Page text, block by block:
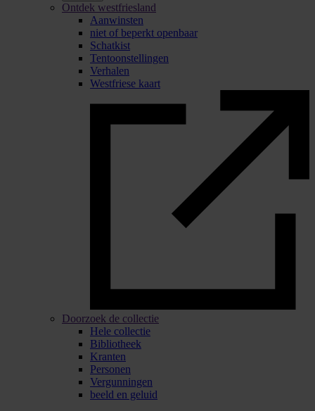
Ontdek westfriesland
Aanwinsten
niet of beperkt openbaar
Schatkist
Tentoonstellingen
Verhalen
Westfriese kaart
Doorzoek de collectie
Hele collectie
Bibliotheek
Kranten
Personen
Vergunningen
beeld en geluid